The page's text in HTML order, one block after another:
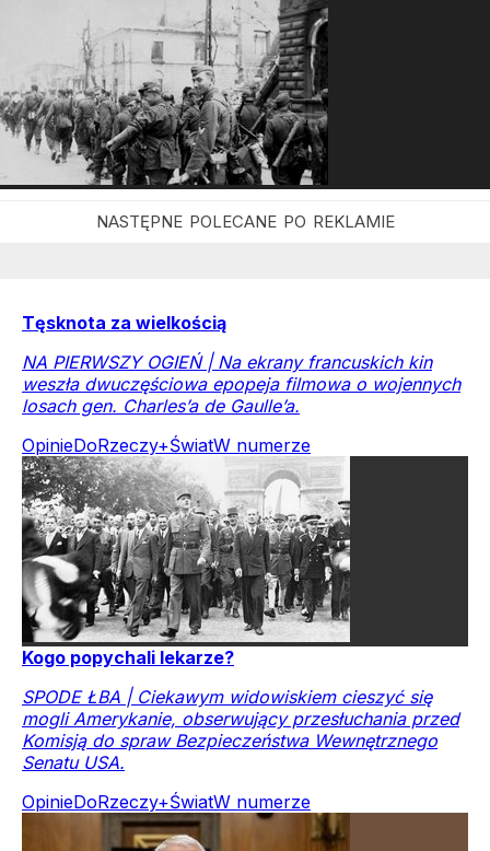
Tęsknota za wielkością
NA PIERWSZY OGIEŃ | Na ekrany francuskich kin
weszła dwuczęściowa epopeja filmowa o wojennych
losach gen. Charles’a de Gaulle’a.
OpinieDoRzeczy+ŚwiatW numerze
Kogo popychali lekarze?
SPODE ŁBA | Ciekawym widowiskiem cieszyć się
mogli Amerykanie, obserwujący przesłuchania przed
Komisją do spraw Bezpieczeństwa Wewnętrznego
Senatu USA.
OpinieDoRzeczy+ŚwiatW numerze